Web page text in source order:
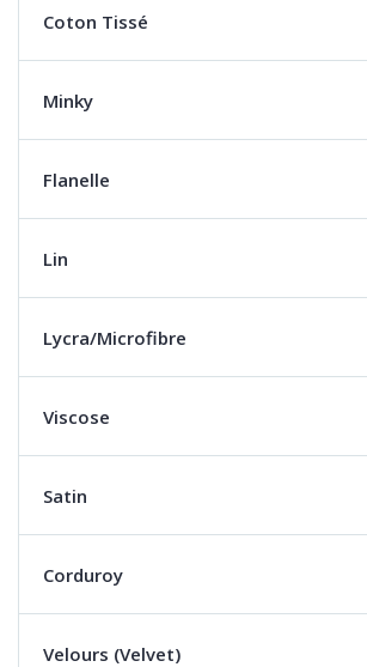
Coton Tissé
Minky
Flanelle
Lin
Lycra/Microfibre
Viscose
Satin
Corduroy
Velours (Velvet)